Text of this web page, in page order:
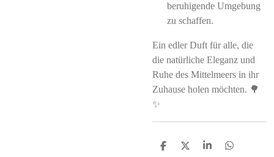
beruhigende Umgebung
zu schaffen.
Ein edler Duft für alle, die
die natürliche Eleganz und
Ruhe des Mittelmeers in ihr
Zuhause holen möchten. 🌳
✨
S
S
S
S